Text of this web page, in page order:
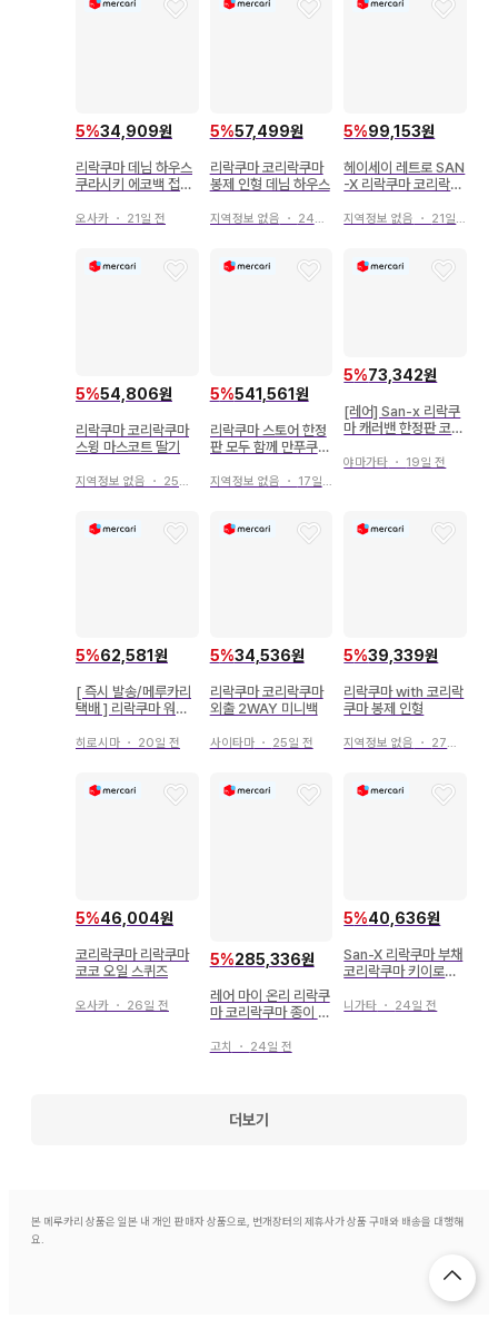
5%34,909원
리락쿠마 데님 하우스
쿠라시키 에코백 접이
오사카 ・ 21일 전
5%57,499원
리락쿠마 코리락쿠마
봉제 인형 데님 하우스
지역정보 없음 ・ 24일 전
5%99,153원
헤이세이 레트로 SAN
-X 리락쿠마 코리락쿠
산 레어
지역정보 없음 ・ 21일 전
5%54,806원
리락쿠마 코리락쿠마
스윙 마스코트 딸기
지역정보 없음 ・ 25일 전
5%541,561원
리락쿠마 스토어 한정
판 모두 함께 만푸쿠마
달린 봉제 인형
지역정보 없음 ・ 17일 전
5%73,342원
[레어] San-x 리락쿠
마 캐러밴 한정판 코리
형
야마가타 ・ 19일 전
5%62,581원
[ 즉시 발송/메루카리
택배 ] 리락쿠마 워즈
풀 네이비
히로시마 ・ 20일 전
5%34,536원
리락쿠마 코리락쿠마
외출 2WAY 미니백
사이타마・ 25일 전
5%39,339원
리락쿠마 with 코리락
쿠마 봉제 인형
지역정보 없음 ・ 27일 전
5%46,004원
코리락쿠마 리락쿠마
코코 오일 스퀴즈
오사카 ・ 26일 전
5%285,336원
레어 마이 온리 리락쿠
마 코리락쿠마 종이 택
고치 ・ 24일 전
5%40,636원
San-X 리락쿠마 부채
코리락쿠마 키이로이
니가타 ・ 24일 전
더보기
본 메루카리 상품은 일본 내 개인 판매자 상품으로, 번개장터의 제휴사가 상품 구매와 배송을 대행해
요.